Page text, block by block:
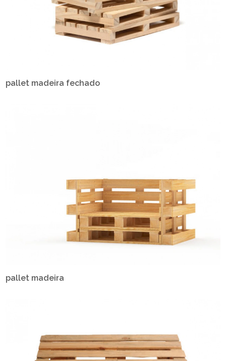
pallet madeira fechado
pallet madeira